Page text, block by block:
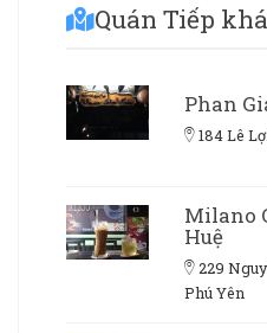
Quán Tiếp
Phan
184 Lê
Milano
Huệ
229
Phú Yên